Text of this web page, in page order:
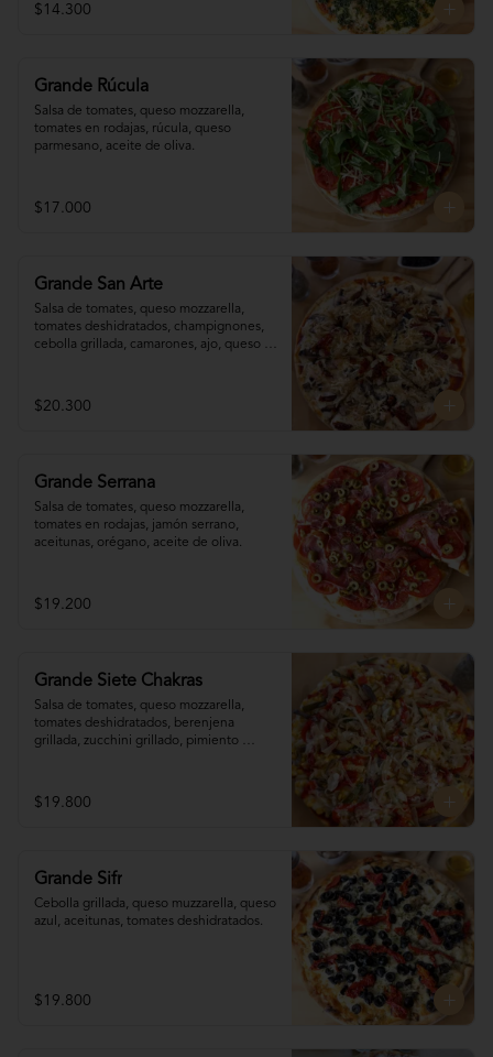
$14.300
Grande Rúcula
Salsa de tomates, queso mozzarella,
tomates en rodajas, rúcula, queso
parmesano, aceite de oliva.
$17.000
Grande San Arte
Salsa de tomates, queso mozzarella,
tomates deshidratados, champignones,
cebolla grillada, camarones, ajo, queso
$20.300
Grande Serrana
Salsa de tomates, queso mozzarella,
tomates en rodajas, jamón serrano,
aceitunas, orégano, aceite de oliva.
$19.200
Grande Siete Chakras
Salsa de tomates, queso mozzarella,
tomates deshidratados, berenjena
grillada, zucchini grillado, pimiento
$19.800
Grande Sifr
Cebolla grillada, queso muzzarella, queso
azul, aceitunas, tomates deshidratados.
$19.800